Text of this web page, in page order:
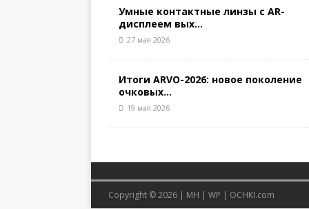
Умные контактные линзы с AR-
дисплеем вых...
27 мая 2026
Итоги ARVO-2026: новое поколение
очковых...
19 мая 2026
Copyright © 2026 | MH | WP | OCHKI.com